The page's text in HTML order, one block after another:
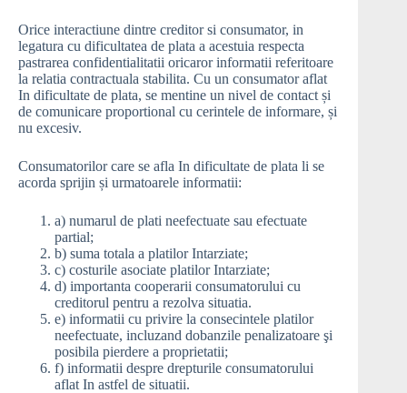
Orice interactiune dintre creditor si consumator, in
legatura cu dificultatea de plata a acestuia respecta
pastrarea confidentialitatii oricaror informatii referitoare
la relatia contractuala stabilita. Cu un consumator aflat
In dificultate de plata, se mentine un nivel de contact și
de comunicare proportional cu cerintele de informare, și
nu excesiv.
Consumatorilor care se afla In dificultate de plata li se
acorda sprijin și urmatoarele informatii:
a) numarul de plati neefectuate sau efectuate
partial;
b) suma totala a platilor Intarziate;
c) costurile asociate platilor Intarziate;
d) importanta cooperarii consumatorului cu
creditorul pentru a rezolva situatia.
e) informatii cu privire la consecintele platilor
neefectuate, incluzand dobanzile penalizatoare şi
posibila pierdere a proprietatii;
f) informatii despre drepturile consumatorului
aflat In astfel de situatii.